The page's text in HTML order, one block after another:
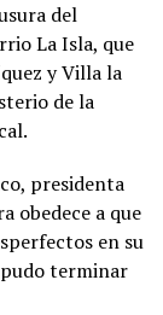
del
La Isla, que
y Villa la
de la
presidenta
obedece a que
en su
terminar